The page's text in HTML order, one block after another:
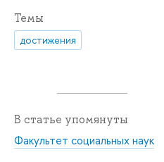
Темы
достижения
В статье упомянуты
Факультет социальных наук